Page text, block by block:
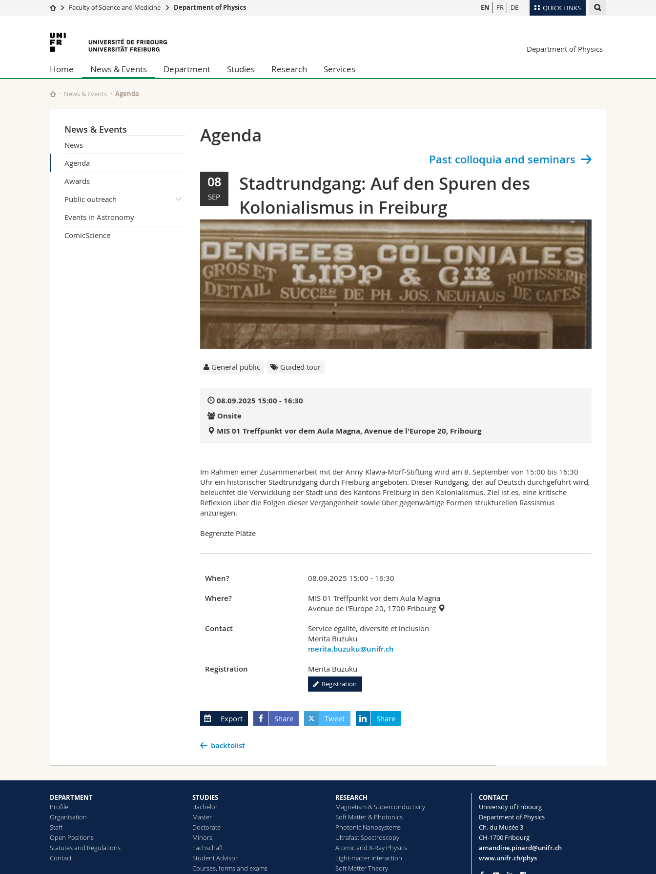
QUICK LINKS
University
Studies
Research
University
Continuing education
Management, Economics and Social sciences
Humanities
Researchers
Maps/Orientation
Webmail
EN FR DE
Faculty of Science and Medicine Department of Physics
University
of
Fribourg
Department of Physics
Home News & Events Department Studies Research Services
News & Events Agenda
News & Events
News
Agenda
Awards
Public outreach
Events in Astronomy
ComicScience
Agenda
Past colloquia and seminars
08
SEP
Stadtrundgang: Auf den Spuren des
Kolonialismus in Freiburg
General public Guided tour
08.09.2025 15:00 - 16:30
Onsite
MIS 01 Treffpunkt vor dem Aula Magna, Avenue de l'Europe 20, Fribourg
Im Rahmen einer Zusammenarbeit mit der Anny Klawa-Morf-Stiftung wird am 8. September von 15:00 bis 16:30
Uhr ein historischer Stadtrundgang durch Freiburg angeboten. Dieser Rundgang, der auf Deutsch durchgeführt wird,
beleuchtet die Verwicklung der Stadt und des Kantons Freiburg in den Kolonialismus. Ziel ist es, eine kritische
Reflexion über die Folgen dieser Vergangenheit sowie über gegenwärtige Formen strukturellen Rassismus
anzuregen.
Begrenzte Plätze
When? 08.09.2025 15:00 - 16:30
Where?
MIS 01 Treffpunkt vor dem Aula Magna
Avenue de l'Europe 20, 1700 Fribourg
Contact
Service égalité, diversité et inclusion
Merita Buzuku
merita.buzuku@unifr.ch
Registration
Merita Buzuku
Registration
Export Share Tweet Share
backtolist
DEPARTMENT
Profile
Organisation
Staff
Open Positions
Statutes and Regulations
Contact
STUDIES
Bachelor
Master
Doctorate
Minors
Fachschaft
Student Advisor
Courses, forms and exams
RESEARCH
Magnetism & Superconductivity
Soft Matter & Photonics
Photonic Nanosystems
Ultrafast Spectroscopy
Atomic and X-Ray Physics
Light-matter interaction
Soft Matter Theory
CONTACT
University of Fribourg
Department of Physics
Ch. du Musée 3
CH-1700 Fribourg
amandine.pinard@unifr.ch
www.unifr.ch/phys